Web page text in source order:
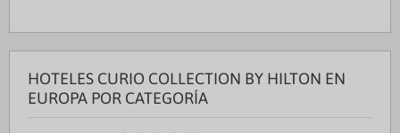
HOTELES CURIO COLLECTION BY HILTON EN
EUROPA POR CATEGORÍA